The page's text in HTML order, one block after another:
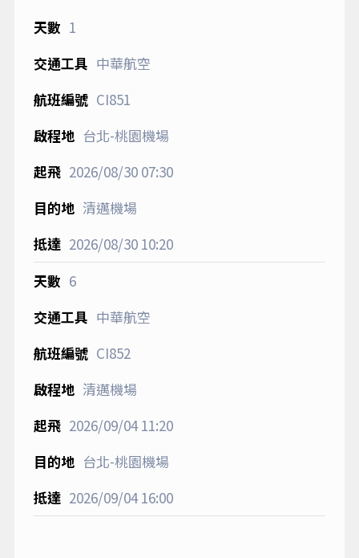
1
中華航空
CI851
台北-桃園機場
2026/08/3007:30
清邁機場
2026/08/3010:20
6
中華航空
CI852
清邁機場
2026/09/0411:20
台北-桃園機場
2026/09/0416:00